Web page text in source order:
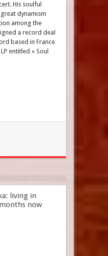
His soulful
dynamism
among the
a record deal
based in France
entitled « Soul
living in
now